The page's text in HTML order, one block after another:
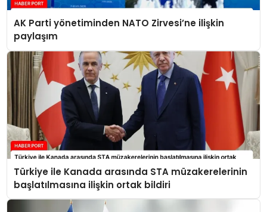
AK Parti yönetiminden NATO Zirvesi’ne ilişkin
paylaşım
Türkiye ile Kanada arasında STA müzakerelerinin
başlatılmasına ilişkin ortak bildiri